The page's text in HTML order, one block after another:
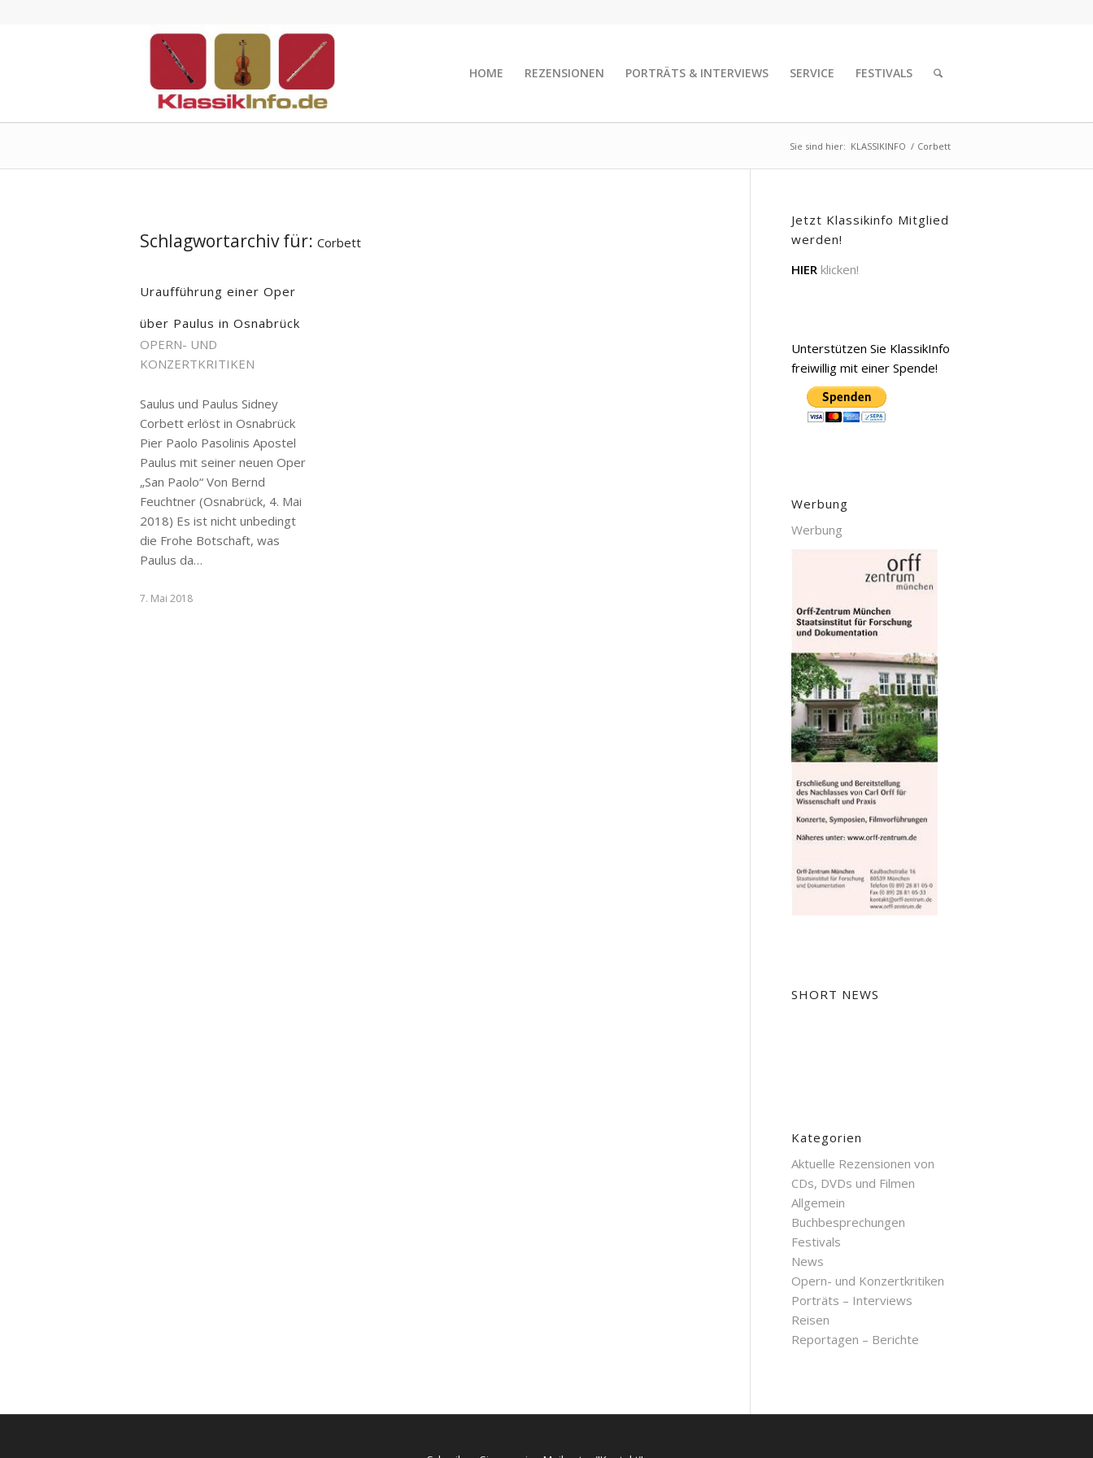
HOME REZENSIONEN PORTRÄTS & INTERVIEWS SERVICE FESTIVALS
Sie sind hier: KLASSIKINFO / Corbett
Schlagwortarchiv für: Corbett
Uraufführung einer Oper
über Paulus in Osnabrück
OPERN- UND
KONZERTKRITIKEN
Saulus und Paulus Sidney
Corbett erlöst in Osnabrück
Pier Paolo Pasolinis Apostel
Paulus mit seiner neuen Oper
„San Paolo“ Von Bernd
Feuchtner (Osnabrück, 4. Mai
2018) Es ist nicht unbedingt
die Frohe Botschaft, was
Paulus da…
7. Mai 2018
Jetzt Klassikinfo Mitglied
werden!
HIER klicken!
Unterstützen Sie KlassikInfo
freiwillig mit einer Spende!
Werbung
Werbung
SHORT NEWS
Kategorien
Aktuelle Rezensionen von
CDs, DVDs und Filmen
Allgemein
Buchbesprechungen
Festivals
News
Opern- und Konzertkritiken
Porträts – Interviews
Reisen
Reportagen – Berichte